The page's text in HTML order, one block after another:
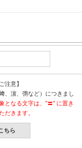
注意】
、濵、彅など）につきまし
となる文字は、"〓" に置き
だきます。
ちら